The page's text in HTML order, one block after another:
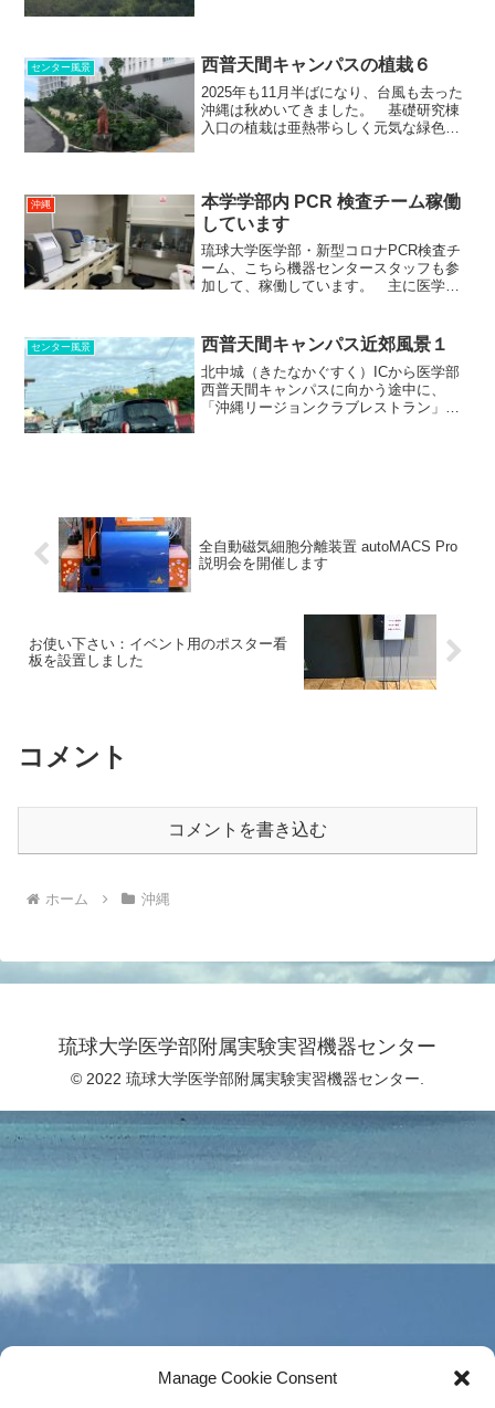
Manage Cookie Consent
がブレる程度の強風が...
センター風景 西普天間キャンパスの植栽６
2025年も11月半ばになり、台風も去った
沖縄は秋めいてきました。 基礎研究棟
入口の植栽は亜熱帯らしく元気な緑色で
佐藤）
沖縄
本学学部内 PCR 検査チーム稼働
しています
琉球大学医学部・新型コロナPCR検査チ
ーム、こちら機器センタースタッフも参
加して、稼働しています。 主に医学
査となりますが、現在も稼働していま
す。 本日、検査が入...
センター風景 西普天間キャンパス近郊風景１
北中城（きたなかぐすく）ICから医学部
西普天間キャンパスに向かう途中に、
「沖縄リージョンクラブレストラン」と
全自動磁気細胞分離装置 autoMACS Pro
説明会を開催します
お使い下さい：イベント用のポスター看
板を設置しました
コメント
コメントを書き込む
ホーム 沖縄
琉球大学医学部附属実験実習機器センター
© 2022 琉球大学医学部附属実験実習機器センター.